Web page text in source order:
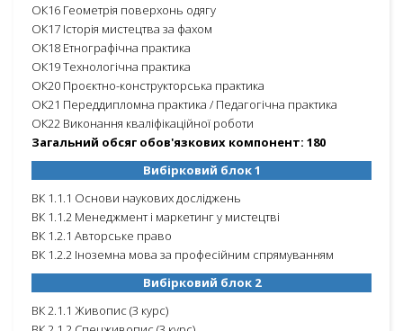
ОК16 Геометрія поверхонь одягу
ОК17 Історія мистецтва за фахом
ОК18 Етнографічна практика
ОК19 Технологічна практика
ОК20 Проєктно-конструкторська практика
ОК21 Переддипломна практика / Педагогічна практика
ОК22 Виконання кваліфікаційної роботи
Загальний обсяг обов'язкових компонент: 180
Вибірковий блок 1
ВК 1.1.1 Основи наукових досліджень
ВК 1.1.2 Менеджмент і маркетинг у мистецтві
ВК 1.2.1 Авторське право
ВК 1.2.2 Іноземна мова за професійним спрямуванням
Вибірковий блок 2
ВК 2.1.1 Живопис (3 курс)